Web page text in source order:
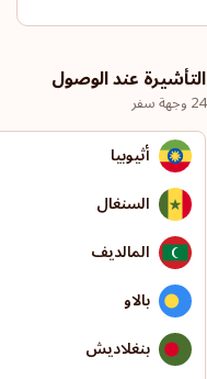
التأشيرة عند الوصول
24 وجهة سفر
أثيوبيا
السنغال
المالديف
بالاو
بنغلاديش